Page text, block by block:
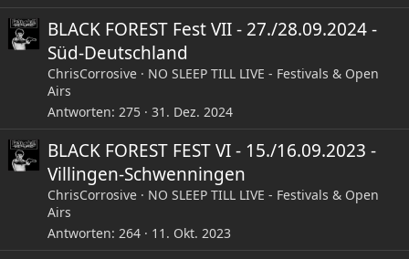
BLACK FOREST Fest VII - 27./28.09.2024 -
Süd-Deutschland
ChrisCorrosive
NO SLEEP TILL LIVE - Festivals & Open
Airs
Antworten 275 31. Dez. 2024
BLACK FOREST FEST VI - 15./16.09.2023 -
Villingen-Schwenningen
ChrisCorrosive
NO SLEEP TILL LIVE - Festivals & Open
Airs
Antworten 264 11. Okt. 2023